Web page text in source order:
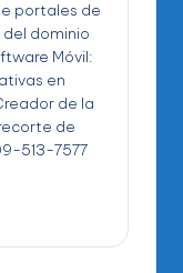
portales de
dominio
Móvil:
en
de la
de
513-7577